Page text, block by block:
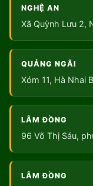
NGHỆ AN
Xã Quỳnh Lưu 2,
QUẢNG NGÃI
Xóm 11, Hà Nhai
LÂM ĐỒNG
96 Võ Thị Sáu,
LÂM ĐỒNG